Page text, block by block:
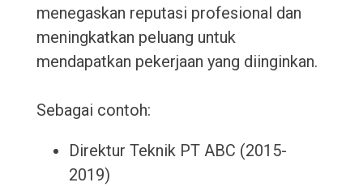
menegaskan reputasi profesional dan
meningkatkan peluang untuk
mendapatkan pekerjaan yang diinginkan.
Sebagai contoh:
Direktur Teknik PT ABC (2015-
2019)